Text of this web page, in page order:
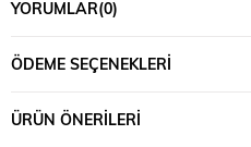
YORUMLAR(0)
ÖDEME SEÇENEKLERI
ÜRÜN ÖNERILERI